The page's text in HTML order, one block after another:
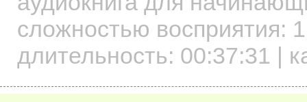
сложностью восприятия: 1
длительность: 00:37:31 |